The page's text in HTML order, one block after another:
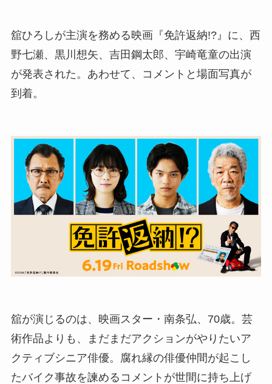
舘ひろしが主演を務める映画『免許返納!?』に、西
野七瀬、黒川想矢、吉田鋼太郎、宇崎竜童の出演
が発表された。あわせて、コメントと場面写真が
到着。
舘が演じるのは、映画スター・南条弘、70歳。芸
術作品よりも、まだまだアクションがやりたいア
クティブシニア俳優。腐れ縁の俳優仲間が起こし
たバイク事故を諫めるコメントが世間に持ち上げ